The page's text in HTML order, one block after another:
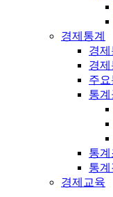
경제통계
경
경
주
통
통계
통계
경제교육